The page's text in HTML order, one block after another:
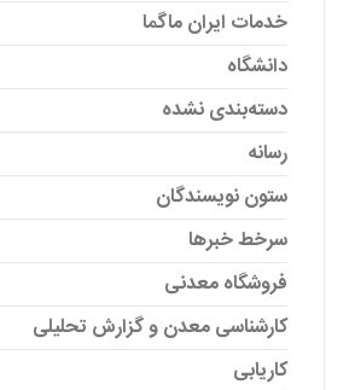
خدمات ایران ماگما
دانشگاه
دسته‌بندی نشده
رسانه
ستون نویسندگان
سرخط خبرها
فروشگاه معدنی
کارشناسی معدن و گزارش تحلیلی
کاریابی